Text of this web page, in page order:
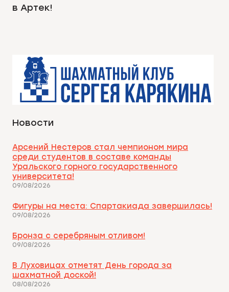
в Артек!
Новости
Арсений Нестеров стал чемпионом мира
среди студентов в составе команды
Уральского горного государственного
университета!
09/08/2026
Фигуры на места: Спартакиада завершилась!
09/08/2026
Бронза с серебряным отливом!
09/08/2026
В Луховицах отметят День города за
шахматной доской!
08/08/2026